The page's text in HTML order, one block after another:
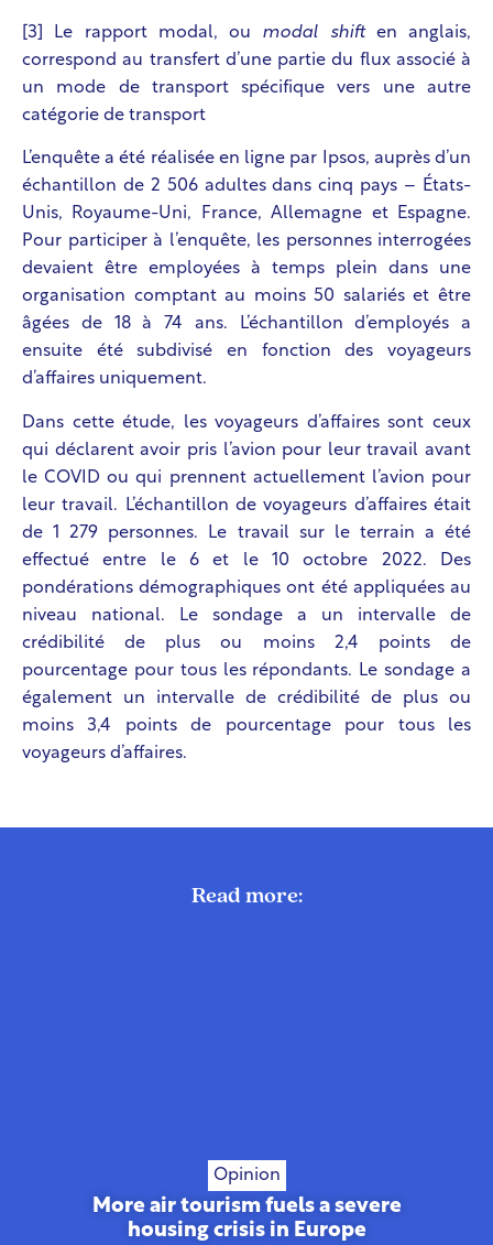
[3] Le rapport modal, ou modal shift en anglais,
correspond au transfert d’une partie du flux associé à
un mode de transport spécifique vers une autre
catégorie de transport
L’enquête a été réalisée en ligne par Ipsos, auprès d’un
échantillon de 2 506 adultes dans cinq pays – États-
Unis, Royaume-Uni, France, Allemagne et Espagne.
Pour participer à l’enquête, les personnes interrogées
devaient être employées à temps plein dans une
organisation comptant au moins 50 salariés et être
âgées de 18 à 74 ans. L’échantillon d’employés a
ensuite été subdivisé en fonction des voyageurs
d’affaires uniquement.
Dans cette étude, les voyageurs d’affaires sont ceux
qui déclarent avoir pris l’avion pour leur travail avant
le COVID ou qui prennent actuellement l’avion pour
leur travail. L’échantillon de voyageurs d’affaires était
de 1 279 personnes. Le travail sur le terrain a été
effectué entre le 6 et le 10 octobre 2022. Des
pondérations démographiques ont été appliquées au
niveau national. Le sondage a un intervalle de
crédibilité de plus ou moins 2,4 points de
pourcentage pour tous les répondants. Le sondage a
également un intervalle de crédibilité de plus ou
moins 3,4 points de pourcentage pour tous les
voyageurs d’affaires.
Read more:
Opinion
More air tourism fuels a severe
housing crisis in Europe